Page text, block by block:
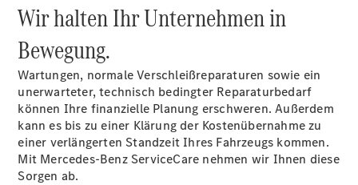
Tel: +49 671
Wir halten Ihr Unternehmen in
Bewegung.
Wartungen, normale Verschleißreparaturen sowie ein
unerwarteter, technisch bedingter Reparaturbedarf
können Ihre finanzielle Planung erschweren. Außerdem
kann es bis zu einer Klärung der Kostenübernahme zu
einer verlängerten Standzeit Ihres Fahrzeugs kommen.
Mit Mercedes-Benz ServiceCare nehmen wir Ihnen diese
Sorgen ab.